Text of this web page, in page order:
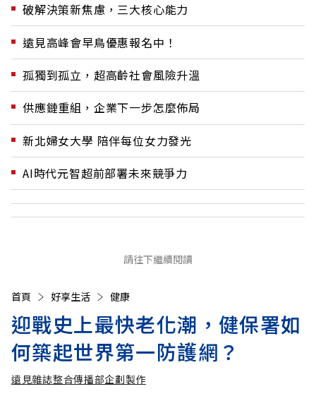
破解決策新焦慮，三大核心能力
遠見高峰會早鳥優惠報名中！
孤獨到孤立，超高齡社會風險升溫
供應鏈重組，企業下一步怎麼佈局
新北婦女大學 陪伴每位女力發光
AI時代元智超前部署未來競爭力
請往下繼續閱讀
首頁 好享生活 健康
迎戰史上最快老化潮，健保署如
何築起世界第一防護網？
遠見雜誌整合傳播部企劃製作